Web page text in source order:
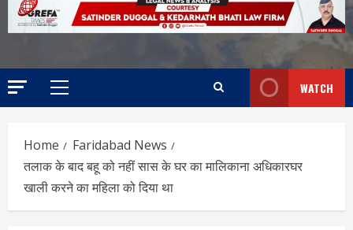
WATCH
Home
Faridabad News
तलाक के बाद बहू को नहीं सास के घर का मालिकाना अधिकारघर
खाली करने का महिला को दिया था